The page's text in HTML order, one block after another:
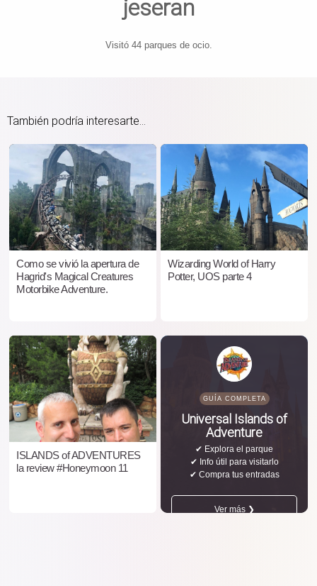
jeseran
Visitó 44 parques de ocio.
También podría interesarte...
Como se vivió la apertura de
Hagrid's Magical Creatures
Motorbike Adventure.
Wizarding World of Harry
Potter, UOS parte 4
ISLANDS of ADVENTURES
la review #Honeymoon 11
GUÍA COMPLETA
Universal Islands of
Adventure
✔ Explora el parque
✔ Info útil para visitarlo
✔ Compra tus entradas
Ver más ❯